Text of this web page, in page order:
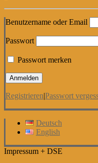
Benutzername oder Email
Passwort
Passwort merken
Registrieren|Passwort
Deutsch
English
Impressum + DSE